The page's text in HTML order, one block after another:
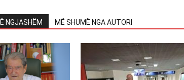
NGJASHËM MË SHUMË NGA AUTORI